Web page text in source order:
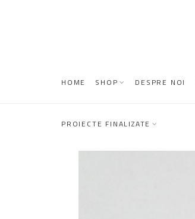
HOME SHOP DESPRE NOI
PROIECTE FINALIZATE